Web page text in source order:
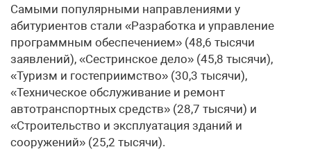
Самыми популярными направлениями у
абитуриентов стали «Разработка и управление
программным обеспечением» (48,6 тысячи
заявлений), «Сестринское дело» (45,8 тысячи),
«Туризм и гостеприимство» (30,3 тысячи),
«Техническое обслуживание и ремонт
автотранспортных средств» (28,7 тысячи) и
«Строительство и эксплуатация зданий и
сооружений» (25,2 тысячи).